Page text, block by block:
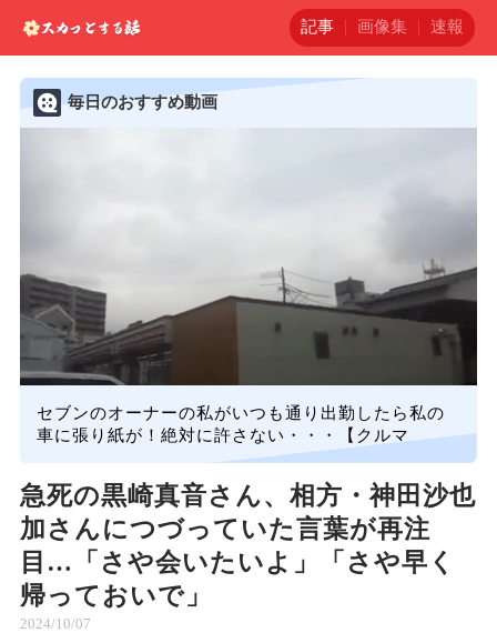
記事 画像集 速報
毎日のおすすめ動画
セブンのオーナーの私がいつも通り出勤したら私の
車に張り紙が！絶対に許さない・・・【クルマ
急死の黒崎真音さん、相方・神田沙也
加さんにつづっていた言葉が再注
目…「さや会いたいよ」「さや早く
帰っておいで」
2024/10/07